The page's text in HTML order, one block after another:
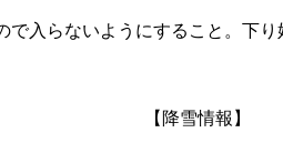
入らないようにすること。下
【降雪情報】